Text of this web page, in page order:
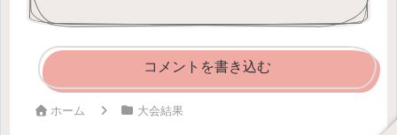
コメントを書き込む
ホーム 大会結果